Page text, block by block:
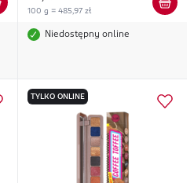
100 g = 485,97 zł
Niedostępny online
TYLKO ONLINE